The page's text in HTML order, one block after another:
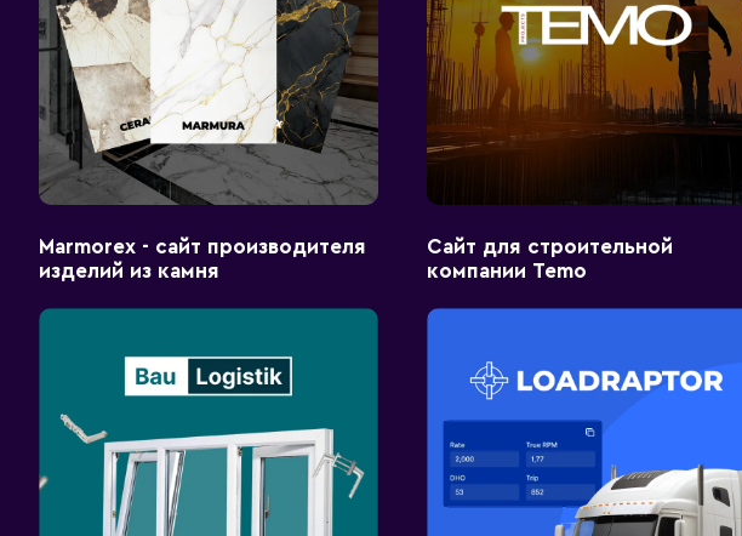
Marmorex - сайт производителя
изделий из камня
Сайт для строительной
компании Temo